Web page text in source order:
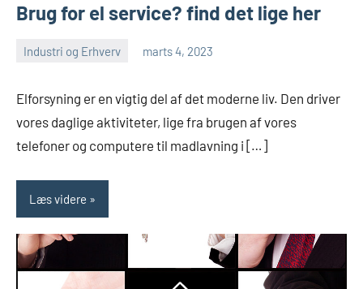
Brug for el service? find det lige her
Industri og Erhverv marts 4, 2023
Elforsyning er en vigtig del af det moderne liv. Den driver
vores daglige aktiviteter, lige fra brugen af vores
telefoner og computere til madlavning i […]
Læs videre